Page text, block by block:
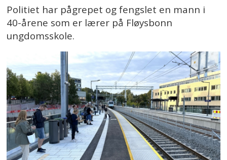
Politiet har pågrepet og fengslet en mann i
40-årene som er lærer på Fløysbonn
ungdomsskole.